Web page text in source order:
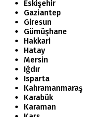
Eskişehir
Gaziantep
Giresun
Gümüşhane
Hakkari
Hatay
Mersin
Iğdır
Isparta
Kahramanmaraş
Karabük
Karaman